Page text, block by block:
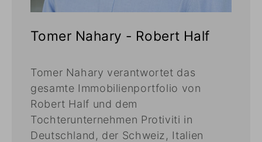
Tomer Nahary - Robert Half
Tomer Nahary verantwortet das
gesamte Immobilienportfolio von
Robert Half und dem
Tochterunternehmen Protiviti in
Deutschland, der Schweiz, Italien